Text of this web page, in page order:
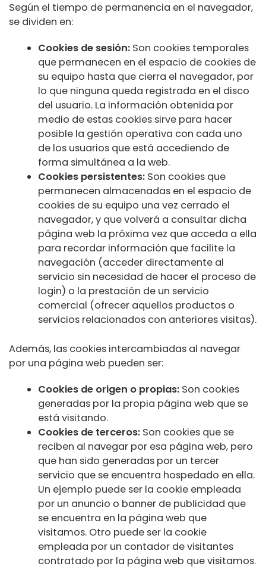
Según el tiempo de permanencia en el navegador,
se dividen en:
Cookies de sesión: Son cookies temporales
que permanecen en el espacio de cookies de
su equipo hasta que cierra el navegador, por
lo que ninguna queda registrada en el disco
del usuario. La información obtenida por
medio de estas cookies sirve para hacer
posible la gestión operativa con cada uno
de los usuarios que está accediendo de
forma simultánea a la web.
Cookies persistentes: Son cookies que
permanecen almacenadas en el espacio de
cookies de su equipo una vez cerrado el
navegador, y que volverá a consultar dicha
página web la próxima vez que acceda a ella
para recordar información que facilite la
navegación (acceder directamente al
servicio sin necesidad de hacer el proceso de
login) o la prestación de un servicio
comercial (ofrecer aquellos productos o
servicios relacionados con anteriores visitas).
Además, las cookies intercambiadas al navegar
por una página web pueden ser:
Cookies de origen o propias: Son cookies
generadas por la propia página web que se
está visitando.
Cookies de terceros: Son cookies que se
reciben al navegar por esa página web, pero
que han sido generadas por un tercer
servicio que se encuentra hospedado en ella.
Un ejemplo puede ser la cookie empleada
por un anuncio o banner de publicidad que
se encuentra en la página web que
visitamos. Otro puede ser la cookie
empleada por un contador de visitantes
contratado por la página web que visitamos.